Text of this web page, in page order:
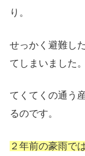
り。
せっかく避難し
てしまいました。
てくてくの通う
るのです。
２年前の豪雨で